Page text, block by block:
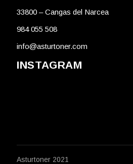
33800 – Cangas del Narcea
984 055 508
info@asturtoner.com
INSTAGRAM
Asturtoner 2021